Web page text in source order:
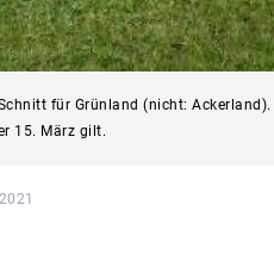
für Grünland (nicht:
15. März gilt.